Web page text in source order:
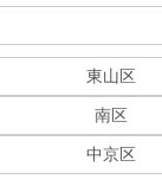
東山区
南区
中京区